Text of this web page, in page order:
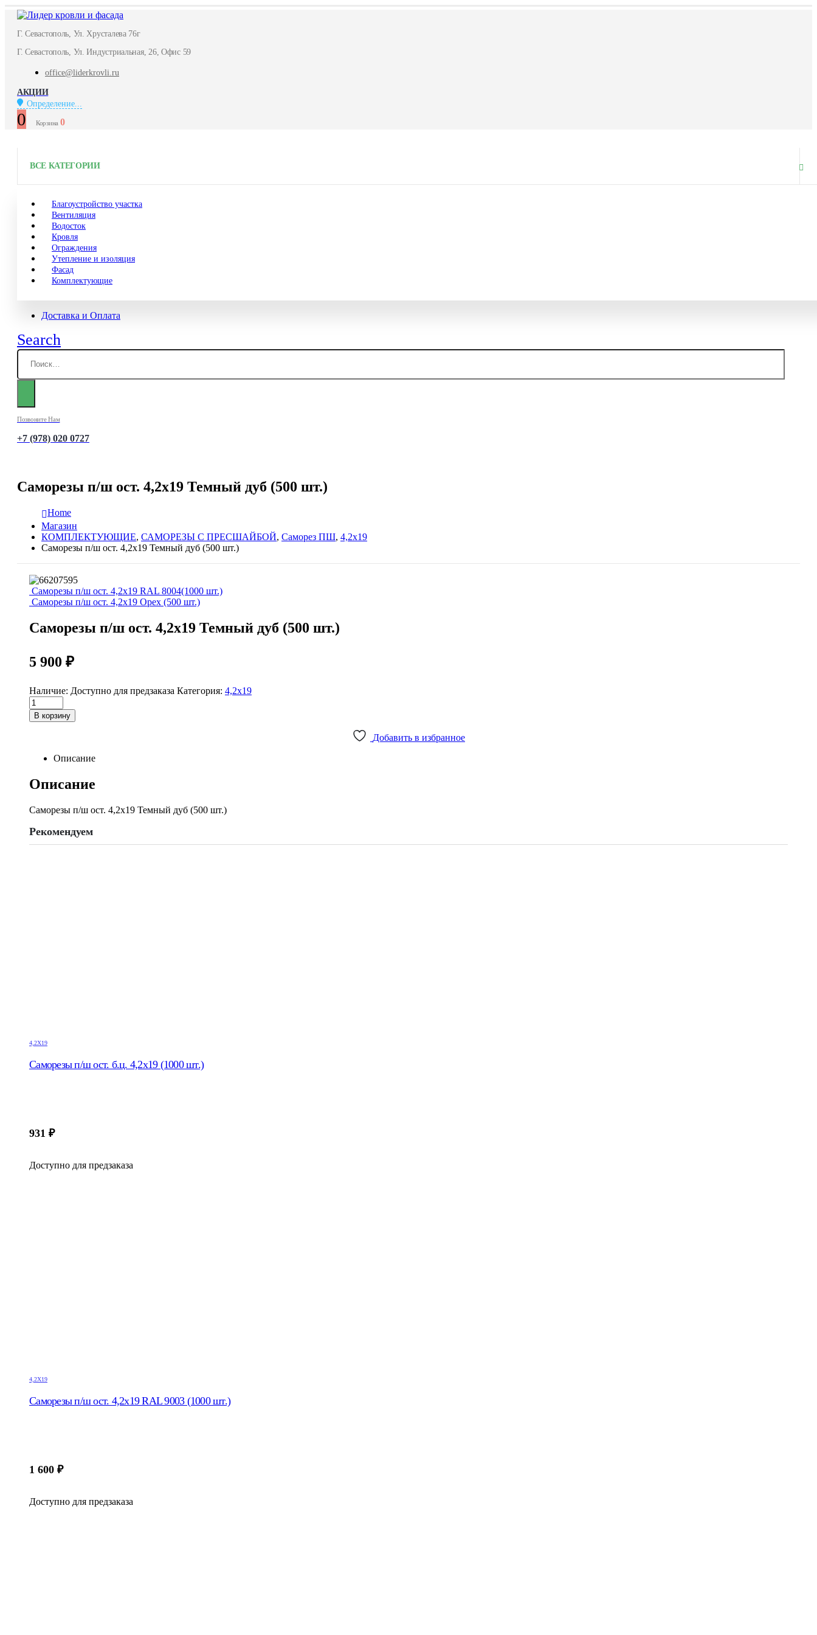
Г. Севастополь, Ул. Хрусталева 76г
Г. Севастополь, Ул. Индустриальная, 26, Офис 59
office@liderkrovli.ru
АКЦИИ
Определение...
0 Корзина 0
ВСЕ КАТЕГОРИИ
Благоустройство участка
Вентиляция
Водосток
Кровля
Ограждения
Утепление и изоляция
Фасад
Комплектующие
Доставка и Оплата
Search
Позвоните Нам
+7 (978) 020 0727
Саморезы п/ш ост. 4,2х19 Темный дуб (500 шт.)
Home
Магазин
КОМПЛЕКТУЮЩИЕ, САМОРЕЗЫ С ПРЕСШАЙБОЙ, Саморез ПШ, 4,2х19
Саморезы п/ш ост. 4,2х19 Темный дуб (500 шт.)
Саморезы п/ш ост. 4,2х19 RAL 8004(1000 шт.)
Саморезы п/ш ост. 4,2х19 Орех (500 шт.)
Саморезы п/ш ост. 4,2х19 Темный дуб (500 шт.)
5 900 ₽
Наличие: Доступно для предзаказа Категория: 4,2х19
Саморезы
п/
ш
Темный
(500
шт.)
В корзину
Добавить в избранное
Описание
Описание
Саморезы п/ш ост. 4,2х19 Темный дуб (500 шт.)
Рекомендуем
4,2Х19
Саморезы п/ш ост. б.ц. 4,2х19 (1000 шт.)
931 ₽
Доступно для предзаказа
4,2Х19
Саморезы п/ш ост. 4,2х19 RAL 9003 (1000 шт.)
1 600 ₽
Доступно для предзаказа